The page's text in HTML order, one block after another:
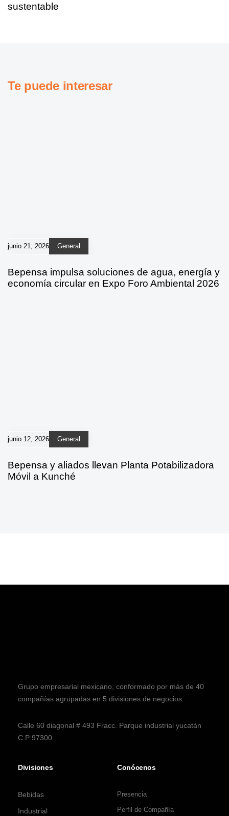
sustentable
Te puede interesar
junio 21, 2026 General
Bepensa impulsa soluciones de agua, energía y
economía circular en Expo Foro Ambiental 2026
junio 12, 2026 General
Bepensa y aliados llevan Planta Potabilizadora
Móvil a Kunché
Grupo empresarial mexicano, conformado por más de 40
compañías agrupadas en 5 divisiones de negocios.
Calle 60 diagonal # 493 Fracc. Parque industrial yucatán
C.P 97300
Divisiones
Bebidas
Industrial
Conócenos
Presencia
Perfil de Compañía